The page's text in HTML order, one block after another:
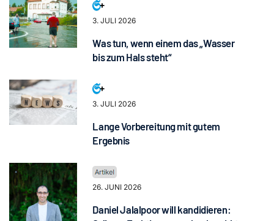
3. JULI 2026
Was tun, wenn einem das „Wasser
bis zum Hals steht“
3. JULI 2026
Lange Vorbereitung mit gutem
Ergebnis
26. JUNI 2026
Daniel Jalalpoor will kandidieren: